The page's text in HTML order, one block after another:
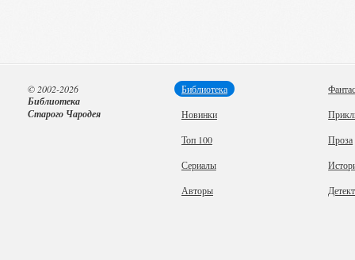
Библиотека
Новинки
Топ 100
Сериалы
Авторы
Проза
© 2002-2026
Библиотека
Старого Чародея